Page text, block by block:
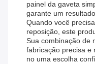
painel da gaveta
garante um
Quando você
reposição, este
Sua combinação de
fabricação precisa e
no uma escolha